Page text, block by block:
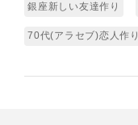
銀座新しい友達作り
70代(アラセブ)恋人作り